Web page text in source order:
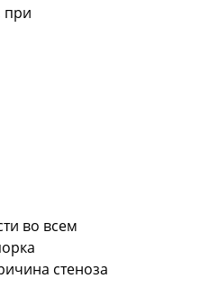
при
во всем
стеноза